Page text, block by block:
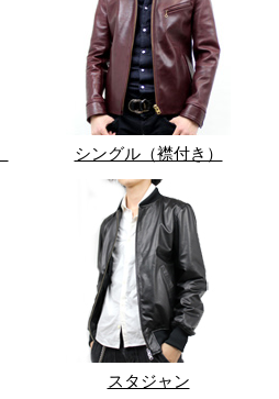
シングル（襟付き）
スタジャン